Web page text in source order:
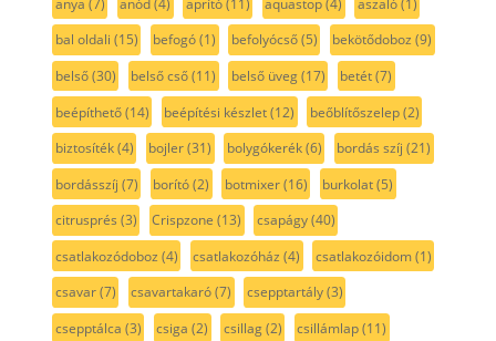
anya (7) anód(4) aprító(11) aquastop(4) aszaló(1)
bal oldali (15) befogó(1) befolyócső(5) bekötődoboz (9)
belső(30) belső cső(11) belső üveg(17) betét(7)
beépíthető(14) beépítési készlet(12) beőblítőszelep(2)
biztosíték(4) bojler(31) bolygókerék(6) bordás szíj (21)
bordásszíj (7) borító(2) botmixer(16) burkolat(5)
citrusprés (3) Crispzone (13) csapágy(40)
csatlakozódoboz (4) csatlakozóház (4) csatlakozóidom(1)
csavar(7) csavartakaró(7) csepptartály(3)
csepptálca (3) csiga (2) csillag(2) csillámlap(11)